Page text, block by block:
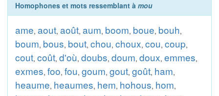
Homophones et mots ressemblant à mou
ame, aout, août, aum, boom, boue, bouh,
boum, bous, bout, chou, choux, cou, coup,
cout, coût, d'où, doubs, doum, doux, emmes,
exmes, foo, fou, goum, gout, goût, ham,
heaume, heaumes, hem, hohous, hom,